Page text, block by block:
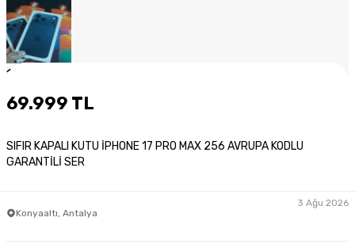
1
69.999 TL
SIFIR KAPALI KUTU İPHONE 17 PRO MAX 256 AVRUPA KODLU
GARANTİLİ SER
Konyaaltı, Antalya
3 Ağu 2026